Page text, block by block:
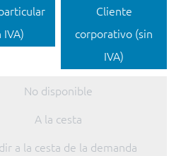
IVA)
Cliente
corporativo (sin
IVA)
No disponible
A la cesta
a la cesta de la demanda